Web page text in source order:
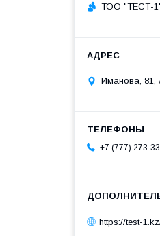
ТОО "ТЕСТ-
Иманова, 81,
+7 (777) 273-
https://test-